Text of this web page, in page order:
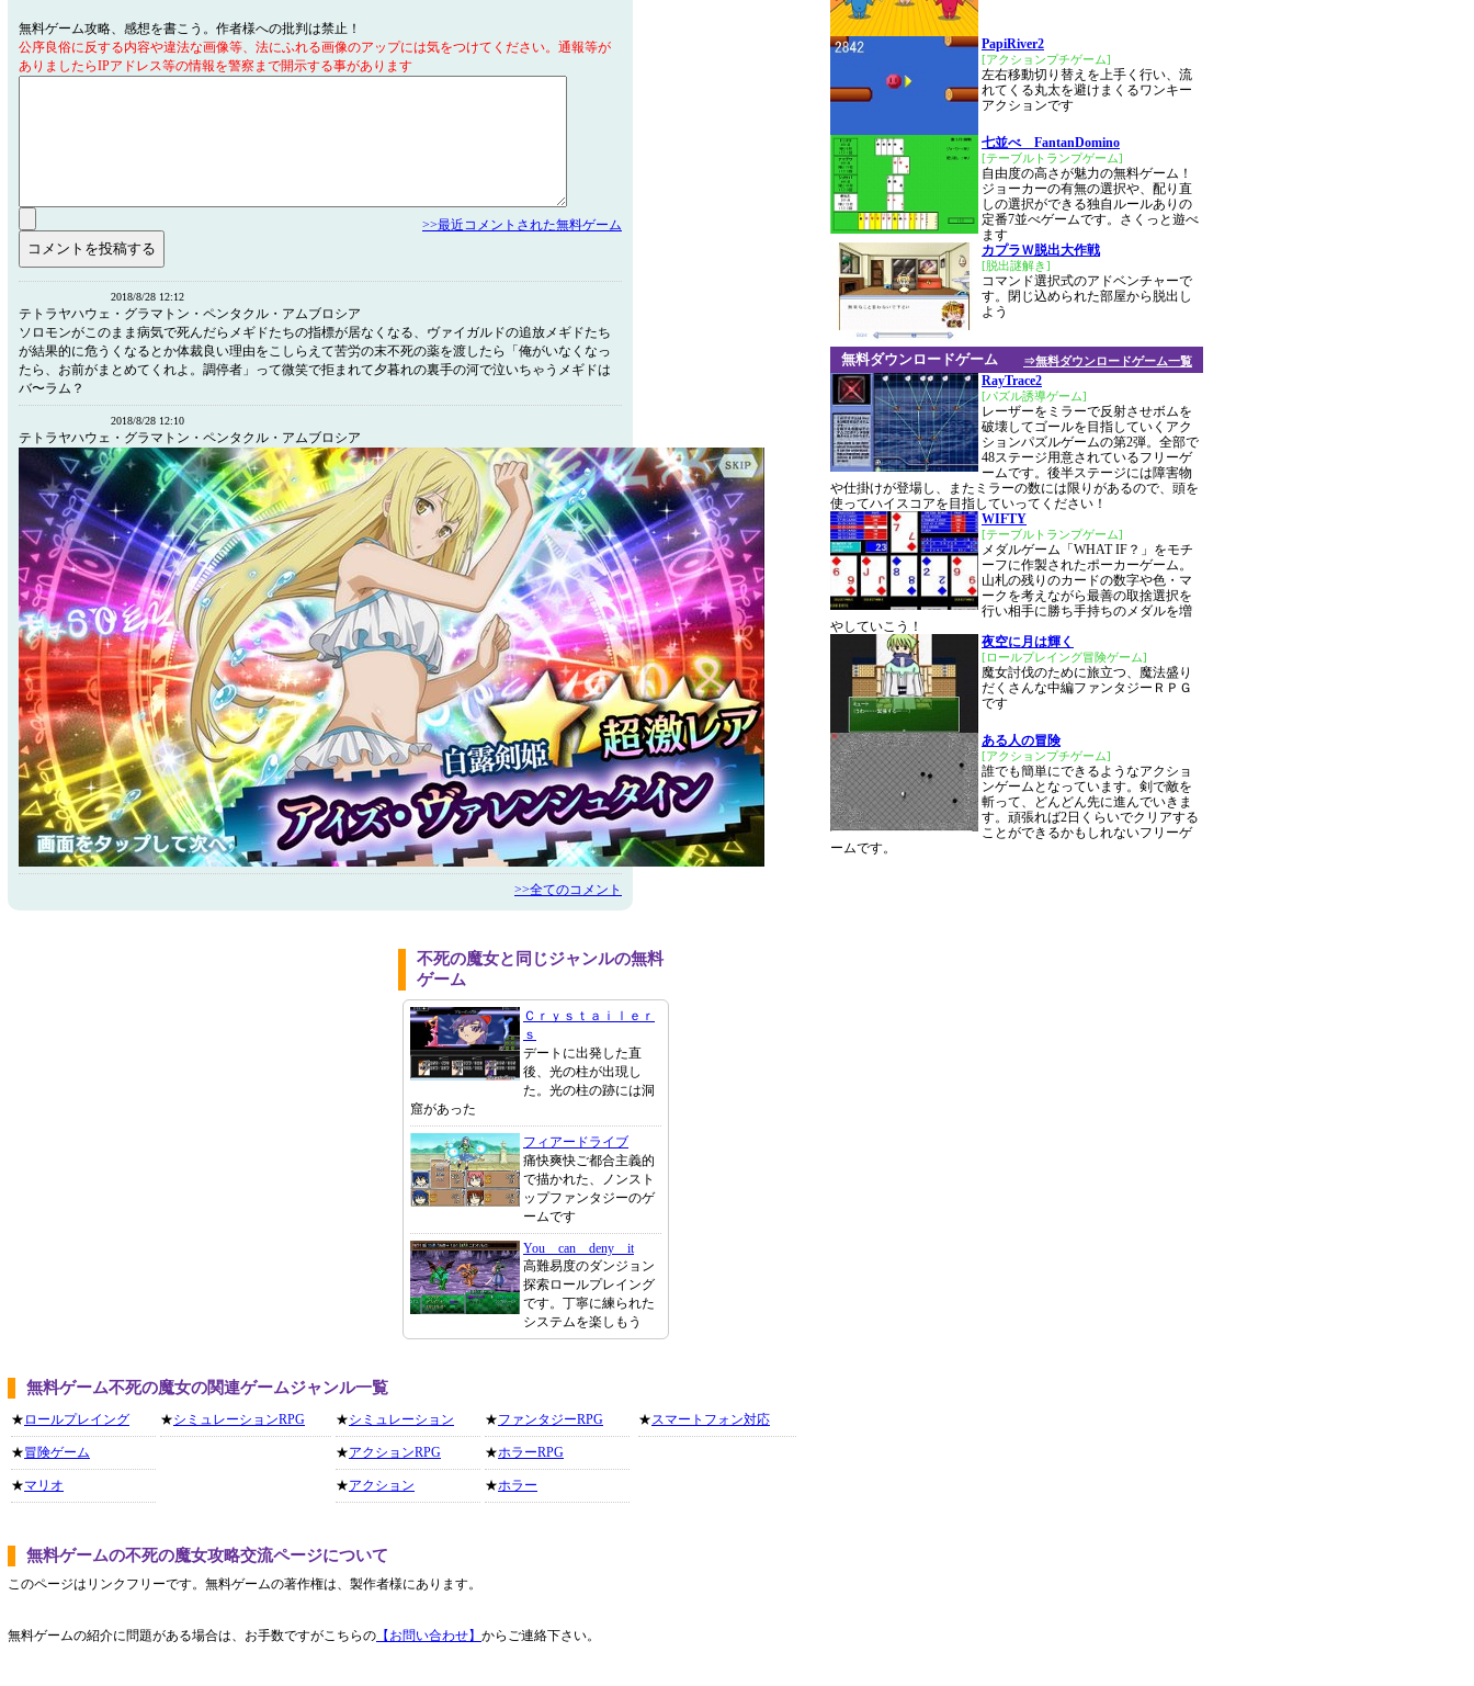
無料ゲーム攻略、感想を書こう。作者様への批判は禁止！
公序良俗に反する内容や違法な画像等、法にふれる画像のアップには気をつけてください。通報等が
ありましたらIPアドレス等の情報を警察まで開示する事があります
>>最近コメントされた無料ゲーム
2018/8/28 12:12
テトラヤハウェ・グラマトン・ペンタクル・アムブロシア
ソロモンがこのまま病気で死んだらメギドたちの指標が居なくなる、ヴァイガルドの追放メギドたち
が結果的に危うくなるとか体裁良い理由をこしらえて苦労の末不死の薬を渡したら「俺がいなくなっ
たら、お前がまとめてくれよ。調停者」って微笑で拒まれて夕暮れの裏手の河で泣いちゃうメギドは
バ〜ラム？
2018/8/28 12:10
テトラヤハウェ・グラマトン・ペンタクル・アムブロシア
>>全てのコメント
不死の魔女と同じジャンルの無料
ゲーム
Ｃｒｙｓｔａｉｌｅｒ
ｓ
デートに出発した直
後、光の柱が出現し
た。光の柱の跡には洞
窟があった
フィアードライブ
痛快爽快ご都合主義的
で描かれた、ノンスト
ップファンタジーのゲ
ームです
You can deny it
高難易度のダンジョン
探索ロールプレイング
です。丁寧に練られた
システムを楽しもう
無料ゲーム不死の魔女の関連ゲームジャンル一覧
★ ロールプレイング
★冒険ゲーム
★マリオ
★シミュレーションRPG ★シミュレーション
★アクションRPG
★アクション
★ファンタジーRPG
★ホラーRPG
★ホラー
★スマートフォン対応
無料ゲームの不死の魔女攻略交流ページについて
このページはリンクフリーです。無料ゲームの著作権は、製作者様にあります。
無料ゲームの紹介に問題がある場合は、お手数ですがこちらの 【お問い合わせ】 からご連絡下さい。
PapiRiver2
[アクションプチゲーム]
左右移動切り替えを上手く行い、流
れてくる丸太を避けまくるワンキー
アクションです
七並べ FantanDomino
[テーブルトランプゲーム]
自由度の高さが魅力の無料ゲーム！
ジョーカーの有無の選択や、配り直
しの選択ができる独自ルールありの
定番7並べゲームです。さくっと遊べ
ます
カプラＷ脱出大作戦
[脱出謎解き]
コマンド選択式のアドベンチャーで
す。閉じ込められた部屋から脱出し
よう
⇒無料ダウンロードゲーム一覧
無料ダウンロードゲーム
RayTrace2
[パズル誘導ゲーム]
レーザーをミラーで反射させボムを
破壊してゴールを目指していくアク
ションパズルゲームの第2弾。全部で
48ステージ用意されているフリーゲ
ームです。後半ステージには障害物
や仕掛けが登場し、またミラーの数には限りがあるので、頭を
使ってハイスコアを目指していってください！
WIFTY
[テーブルトランプゲーム]
メダルゲーム「WHAT IF？」をモチ
ーフに作製されたポーカーゲーム。
山札の残りのカードの数字や色・マ
ークを考えながら最善の取捨選択を
行い相手に勝ち手持ちのメダルを増
やしていこう！
夜空に月は輝く
[ロールプレイング冒険ゲーム]
魔女討伐のために旅立つ、魔法盛り
だくさんな中編ファンタジーＲＰＧ
です
ある人の冒険
[アクションプチゲーム]
誰でも簡単にできるようなアクショ
ンゲームとなっています。剣で敵を
斬って、どんどん先に進んでいきま
す。頑張れば2日くらいでクリアする
ことができるかもしれないフリーゲ
ームです。